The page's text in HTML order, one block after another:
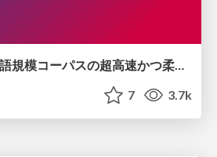
SoftMatcha 2: 1兆語規模コーパスの超高速かつ柔らかい検索
7 3.7k